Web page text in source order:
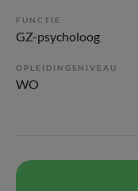
FUNCTIE
GZ-psycholoog
OPLEIDINGSNIVEAU
WO